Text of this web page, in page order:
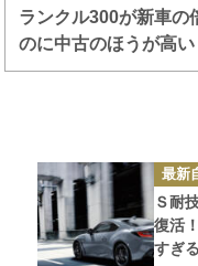
ランクル300が新車
のに中古のほうが高
カ
テ
ゴ
リ
ー
Ｓ耐
復活
すぎる